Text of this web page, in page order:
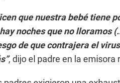
que nuestra bebé tiene
noches que no lloramos
de que contrajera el
, dijo el padre en la emisora